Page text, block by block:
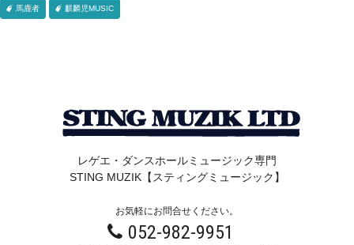
馬鹿者 麒麟児MUSIC
レゲエ・ダンスホールミュージック専門
STING MUZIK【スティングミュージック】
お気軽にお問合せください。
052-982-9951